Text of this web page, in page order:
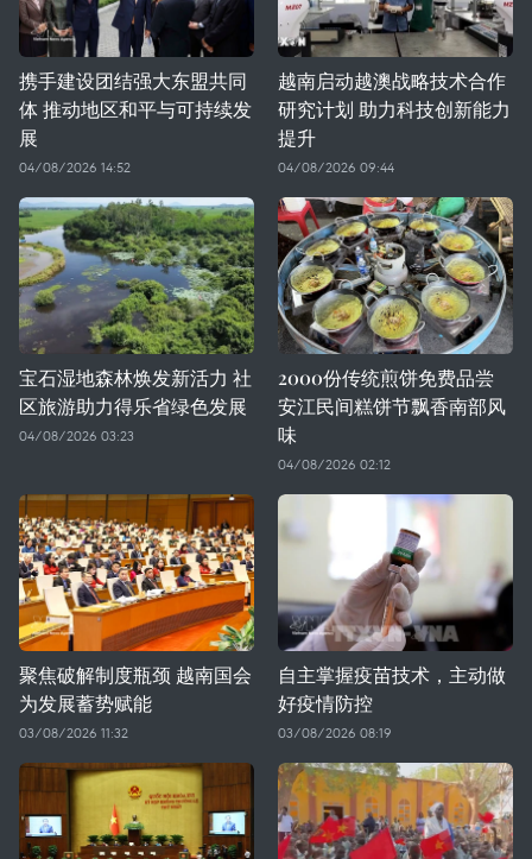
携手建设团结强大东盟共同
体 推动地区和平与可持续发
展
04/08/2026 14:52
越南启动越澳战略技术合作
研究计划 助力科技创新能力
提升
04/08/2026 09:44
宝石湿地森林焕发新活力 社
区旅游助力得乐省绿色发展
04/08/2026 03:23
2000份传统煎饼免费品尝
安江民间糕饼节飘香南部风
味
04/08/2026 02:12
聚焦破解制度瓶颈 越南国会
为发展蓄势赋能
03/08/2026 11:32
自主掌握疫苗技术，主动做
好疫情防控
03/08/2026 08:19